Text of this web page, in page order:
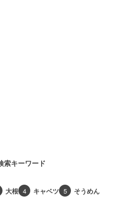
索キーワード
大根 4 キャベツ 5 そうめん